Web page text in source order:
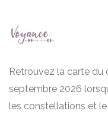
Retrouvez la carte du
septembre 2026
les constellations et